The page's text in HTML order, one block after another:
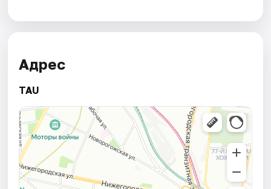
Адрес
TAU